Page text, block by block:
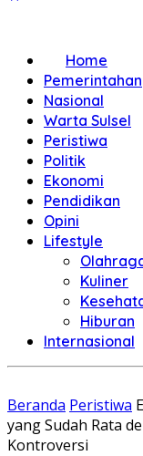
Home
Pemerintahan
Nasional
Warta Sulsel
Peristiwa
Politik
Ekonomi
Pendidikan
Opini
Lifestyle
Kuliner
Hiburan
Internasional
Beranda Peristiwa
yang Sudah Rata
Kontroversi